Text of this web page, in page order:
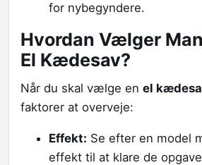
for nybegyndere.
Hvordan Vælger
El Kædesav?
Når du skal vælge en el
faktorer at overveje:
Effekt: Se efter en model
effekt til at klare de